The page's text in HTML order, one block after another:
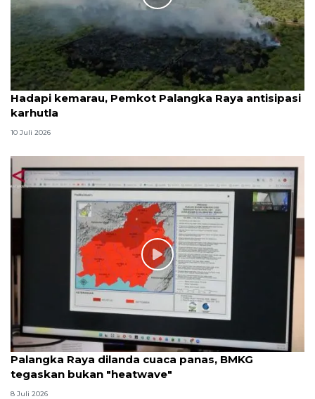
Hadapi kemarau, Pemkot Palangka Raya antisipasi
karhutla
10 Juli 2026
Palangka Raya dilanda cuaca panas, BMKG
tegaskan bukan "heatwave"
8 Juli 2026